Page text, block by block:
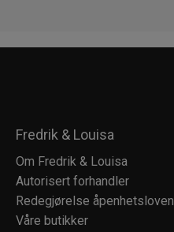
Fredrik & Louisa
Om Fredrik & Louisa
Autorisert forhandler
Redegjørelse åpenhetsloven
Våre butikker